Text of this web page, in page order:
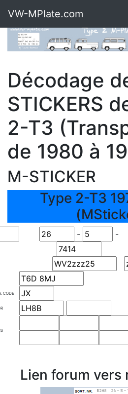
VW-MPlate.com
Décodage
STICKERS
2-T3
de 1980 à
M-STICKER
Type 2-T3
- -
CODE
Lien forum vers